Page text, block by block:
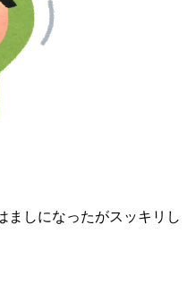
ましになったがスッキリし